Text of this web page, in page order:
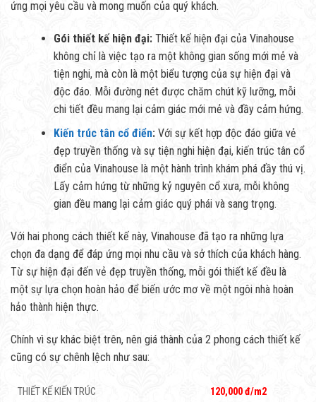
ứng mọi yêu cầu và mong muốn của quý khách.
Gói thiết kế hiện đại:Thiết kế hiện đại của Vinahouse
không chỉ là việc tạo ra một không gian sống mới mẻ và
tiện nghi, mà còn là một biểu tượng của sự hiện đại và
độc đáo. Mỗi đường nét được chăm chút kỹ lưỡng, mỗi
chi tiết đều mang lại cảm giác mới mẻ và đầy cảm hứng.
Kiến trúc tân cổ điển:Với sự kết hợp độc đáo giữa vẻ
đẹp truyền thống và sự tiện nghi hiện đại, kiến trúc tân cổ
điển của Vinahouse là một hành trình khám phá đầy thú vị.
Lấy cảm hứng từ những kỷ nguyên cổ xưa, mỗi không
gian đều mang lại cảm giác quý phái và sang trọng.
Với hai phong cách thiết kế này, Vinahouse đã tạo ra những lựa
chọn đa dạng để đáp ứng mọi nhu cầu và sở thích của khách hàng.
Từ sự hiện đại đến vẻ đẹp truyền thống, mỗi gói thiết kế đều là
một sự lựa chọn hoàn hảo để biến ước mơ về một ngôi nhà hoàn
hảo thành hiện thực.
Chính vì sự khác biệt trên, nên giá thành của 2 phong cách thiết kế
cũng có sự chênh lệch như sau:
THIẾT KẾ KIẾN TRÚC
120,000 đ/m2